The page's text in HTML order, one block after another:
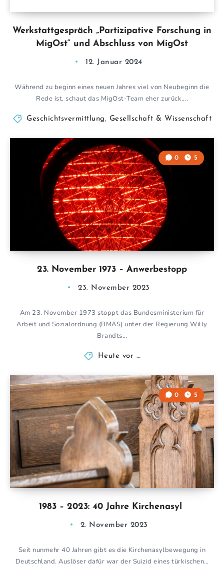
Werkstattgespräch „Partizipative Forschung in
MigOst“ und Abschluss von MigOst
12. Januar 2024
Während zu beginn eines neuen Jahres viel von Neubeginn die
Rede ist, schaut das MigOst-Team eher zurück….
Geschichtsvermittlung , Gesellschaft & Wissenschaft
23. November 1973 – Anwerbestopp
0 5
23. November 2023
Am 23. November 1973 stoppt das Bundesministerium für
Arbeit und Sozialordnung (BMAS) unter der Regierung Willy
Brandts…
Heute vor …
1983 – 2023: 40 Jahre Kirchenasyl
0 5
2. November 2023
Seit nunmehr 40 Jahren gibt es die Kirchenasylbewegung in
Deutschland. Auslöser dafür war der Suizid eines türkischen…